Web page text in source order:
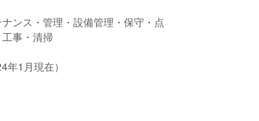
ンス・管理・設備管理・保守・点
事・清掃
年1月現在）